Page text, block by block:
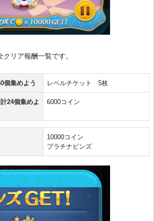
リア報酬一覧です。
個集めよう レベルチケット 5枚
24個集めよ
6000コイン
10000コイン
プラチナピンズ